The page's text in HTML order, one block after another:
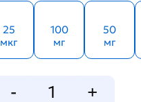
25
мкг
100
мг
50
мг